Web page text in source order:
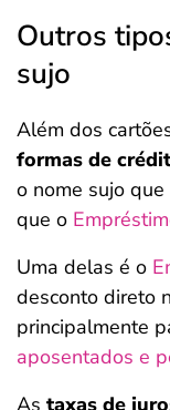
Outros
sujo
Além dos
formas de
o nome sujo
que o
Uma delas é o
desconto direto
principalmente
aposentados e
As taxas de